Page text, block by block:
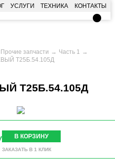
УСЛУГИ ТЕХНИКА КОНТАКТЫ
Прочие запчасти
Часть 1
Т25Б.54.105Д
Т25Б.54.105Д
В КОРЗИНУ
ЗАКАЗАТЬ В 1 КЛИК